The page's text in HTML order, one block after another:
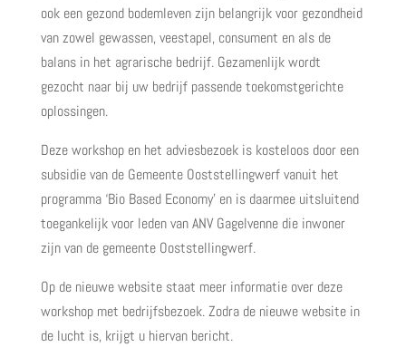
ook een gezond bodemleven zijn belangrijk voor gezondheid
van zowel gewassen, veestapel, consument en als de
balans in het agrarische bedrijf. Gezamenlijk wordt
gezocht naar bij uw bedrijf passende toekomstgerichte
oplossingen.
Deze workshop en het adviesbezoek is kosteloos door een
subsidie van de Gemeente Ooststellingwerf vanuit het
programma ‘Bio Based Economy’ en is daarmee uitsluitend
toegankelijk voor leden van ANV Gagelvenne die inwoner
zijn van de gemeente Ooststellingwerf.
Op de nieuwe website staat meer informatie over deze
workshop met bedrijfsbezoek. Zodra de nieuwe website in
de lucht is, krijgt u hiervan bericht.